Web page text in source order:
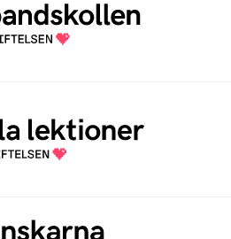
är ett oberoende
som drivs av
med färdiga lektioner
i grundskolan
och internet